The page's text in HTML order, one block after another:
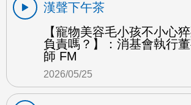
漢聲下午茶
【寵物美容毛小孩不小心
負責嗎？】：消基會執行
師 FM
2026/05/25